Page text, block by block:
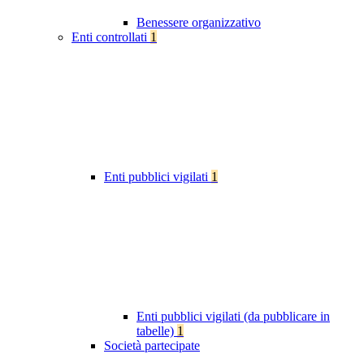
Benessere organizzativo
Enti controllati 1
Enti pubblici vigilati 1
Enti pubblici vigilati (da pubblicare in
tabelle) 1
Società partecipate